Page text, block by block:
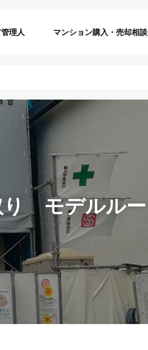
理人 マンション購入・売却相談
り モデルルー